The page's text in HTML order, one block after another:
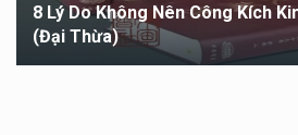
8 Lý Do Không Nên Công Kích
(Đại Thừa)